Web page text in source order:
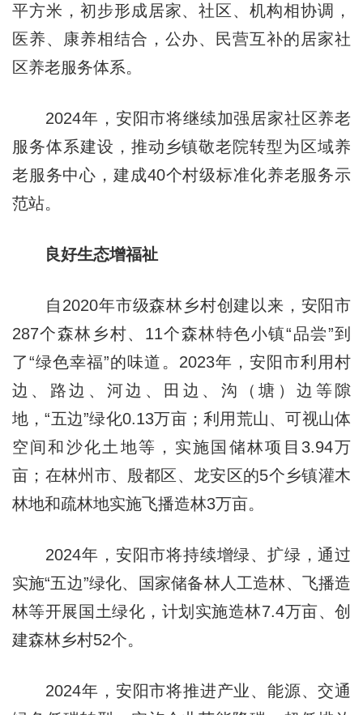
平方米，初步形成居家、社区、机构相协调，
医养、康养相结合，公办、民营互补的居家社
区养老服务体系。
2024年，安阳市将继续加强居家社区养老
服务体系建设，推动乡镇敬老院转型为区域养
老服务中心，建成40个村级标准化养老服务示
范站。
良好生态增福祉
自2020年市级森林乡村创建以来，安阳市
287个森林乡村、11个森林特色小镇“品尝”到
了“绿色幸福”的味道。2023年，安阳市利用村
边、路边、河边、田边、沟（塘）边等隙
地，“五边”绿化0.13万亩；利用荒山、可视山体
空间和沙化土地等，实施国储林项目3.94万
亩；在林州市、殷都区、龙安区的5个乡镇灌木
林地和疏林地实施飞播造林3万亩。
2024年，安阳市将持续增绿、扩绿，通过
实施“五边”绿化、国家储备林人工造林、飞播造
林等开展国土绿化，计划实施造林7.4万亩、创
建森林乡村52个。
2024年，安阳市将推进产业、能源、交通